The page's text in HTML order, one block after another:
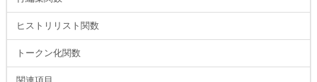
ヒストリリスト関数
トークン化関数